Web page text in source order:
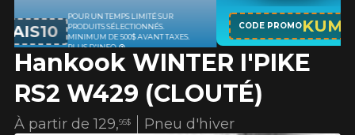
RECHERCHE DE PNEUS VOIR TOUT
Rechercher par
Par dimensions Par véhicule
Recherche par dimensions RAPPORT DIAMÈTRE
ROUES
RECHERCHE DE ROUES VOIR TOUT
ENSEMBLES
RECHERCHE D'ENSEMBLES
PROMOTIONS
Hankook WINTER I'PIKE
RS2 W429 (CLOUTÉ)
Pneu d'hiver
À partir de129,95$
CODE PROMOKUMHO12
APPLICABLE SUR TOUT ACHAT DE 4
PNEUS DE MARQUE KUMHO*
PLUS
D'INFO